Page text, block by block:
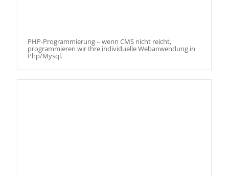
PHP-Programmierung – wenn CMS nicht reicht,
programmieren wir Ihre individuelle Webanwendung in
Php/Mysql.